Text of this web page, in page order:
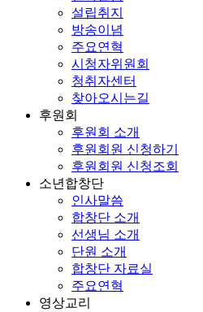
설립취지
방송이념
주요연혁
시청자위원회
청취자센터
찾아오시는길
후원회
후원회 소개
후원회원 신청하기
후원회원 신청조회
소년합창단
인사말씀
합창단 소개
선생님 소개
단원 소개
합창단 자료실
주요연혁
영상교리